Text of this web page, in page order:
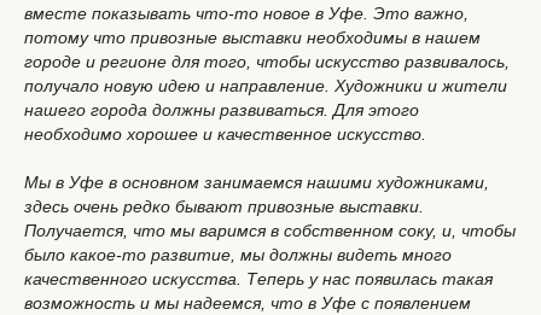
вместе показывать что-то новое в Уфе. Это важно,
потому что привозные выставки необходимы в нашем
городе и регионе для того, чтобы искусство развивалось,
получало новую идею и направление. Художники и жители
нашего города должны развиваться. Для этого
необходимо хорошее и качественное искусство.
Мы в Уфе в основном занимаемся нашими художниками,
здесь очень редко бывают привозные выставки.
Получается, что мы варимся в собственном соку, и, чтобы
было какое-то развитие, мы должны видеть много
качественного искусства. Теперь у нас появилась такая
возможность и мы надеемся, что в Уфе с появлением